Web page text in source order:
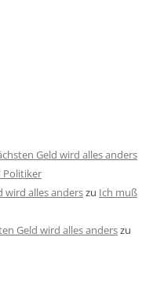
Geld wird alles anders
Politiker
wird alles anderszu Ich muß
Geld wird alles anderszu